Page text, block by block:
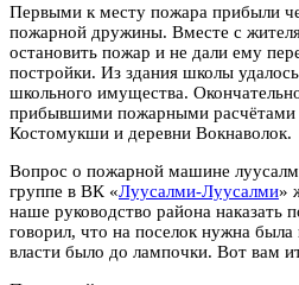
Первыми к месту пожара прибыли
пожарной дружины. Вместе с
остановить пожар и не дали ему
постройки. Из здания школы
школьного имущества.
прибывшими пожарными расчётами
Костомукши и деревни Вокнаволок.
Вопрос о пожарной машине
группе в ВК «Луусалми-Луусалми»
наше руководство района наказать
говорил, что на поселок нужна
власти было до лампочки. Вот вам